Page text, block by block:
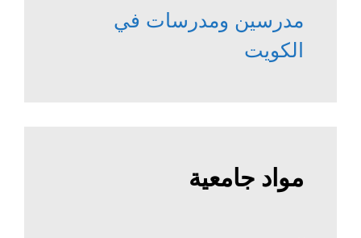
مدرسين ومدرسات في
الكويت
مواد جامعية